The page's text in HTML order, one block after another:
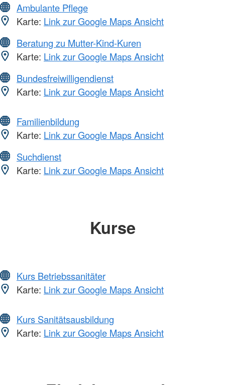
Ambulante Pflege
Karte: Link zur Google Maps Ansicht
Beratung zu Mutter-Kind-Kuren
Karte: Link zur Google Maps Ansicht
Bundesfreiwilligendienst
Karte: Link zur Google Maps Ansicht
Familienbildung
Karte: Link zur Google Maps Ansicht
Suchdienst
Karte: Link zur Google Maps Ansicht
Kurse
Kurs Betriebssanitäter
Karte: Link zur Google Maps Ansicht
Kurs Sanitätsausbildung
Karte: Link zur Google Maps Ansicht